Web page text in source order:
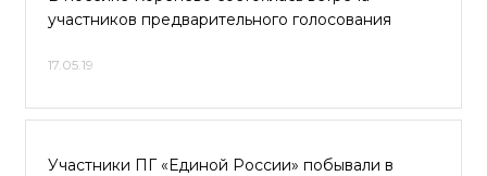
участников предварительного голосования
17.05.19
Участники ПГ «Единой России» побывали в